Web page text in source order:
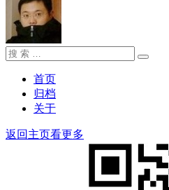
搜
搜
首页
归档
关于
返回主页看更多